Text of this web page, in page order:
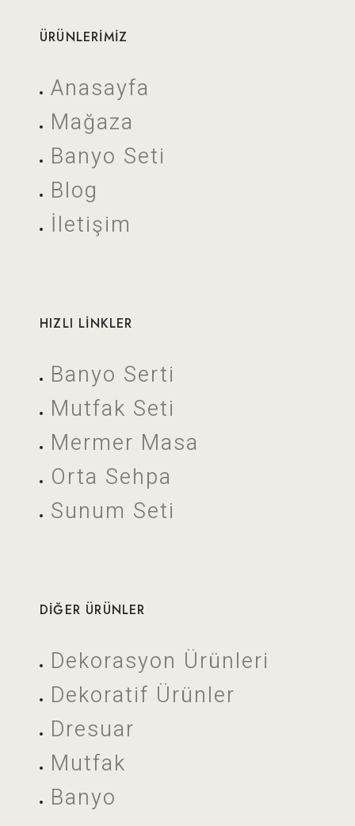
ÜRÜNLERİMİZ
Anasayfa
Mağaza
Banyo Seti
Blog
İletişim
HIZLI LİNKLER
Banyo Serti
Mutfak Seti
Mermer Masa
Orta Sehpa
Sunum Seti
DIĞER ÜRÜNLER
Dekorasyon Ürünleri
Dekoratif Ürünler
Dresuar
Mutfak
Banyo